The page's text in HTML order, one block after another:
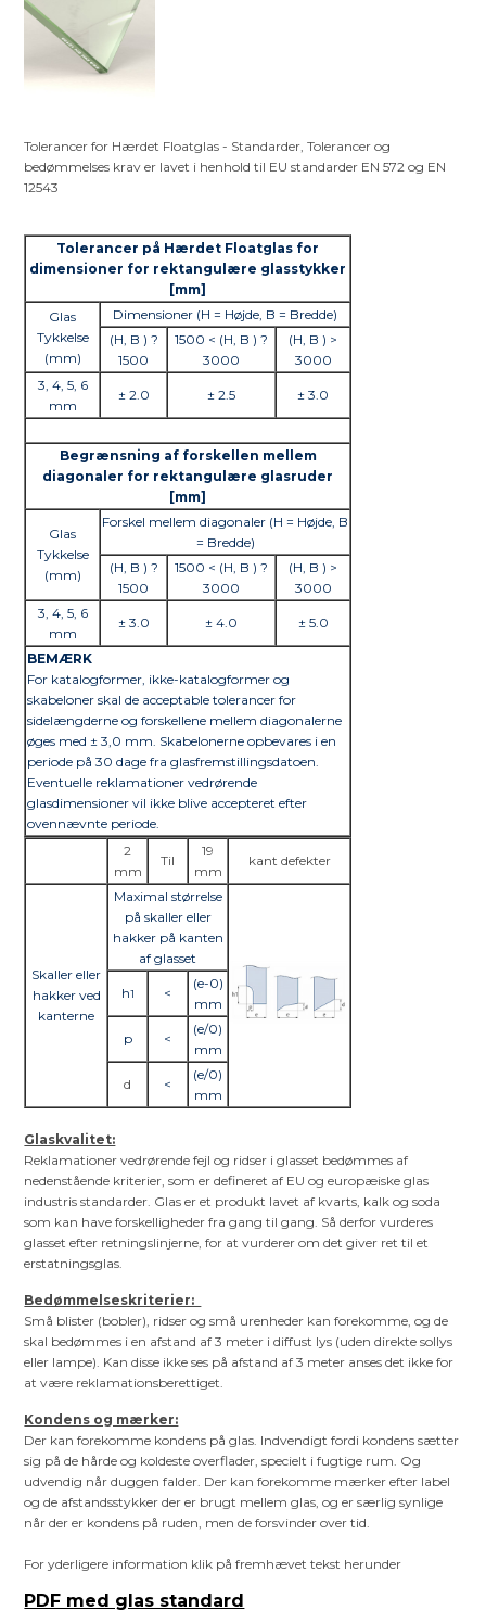
Tolerancer for Hærdet Floatglas - Standarder, Tolerancer og
bedømmelses krav er lavet i henhold til EU standarder EN 572 og EN
12543
Tolerancer på Hærdet Floatglas for
dimensioner for rektangulære glasstykker
[mm]
Glas
Tykkelse
(mm)
Dimensioner (H = Højde, B = Bredde)
(H, B ) ?
1500
1500 < (H, B ) ?
3000
(H, B ) >
3000
3, 4, 5, 6
mm
± 2.0 ± 2.5 ± 3.0
Begrænsning af forskellen mellem
diagonaler for rektangulære glasruder
[mm]
Glas
Tykkelse
(mm)
Forskel mellem diagonaler (H = Højde, B
= Bredde)
(H, B ) ?
1500
1500 < (H, B ) ?
3000
(H, B ) >
3000
3, 4, 5, 6
mm
± 3.0 ± 4.0 ± 5.0
BEMÆRK
For katalogformer, ikke-katalogformer og
skabeloner skal de acceptable tolerancer for
sidelængderne og forskellene mellem diagonalerne
øges med ± 3,0 mm. Skabelonerne opbevares i en
periode på 30 dage fra glasfremstillingsdatoen.
Eventuelle reklamationer vedrørende
glasdimensioner vil ikke blive accepteret efter
ovennævnte periode.
2
mm
Til
19
mm
kant defekter
Skaller eller
hakker ved
kanterne
Maximal størrelse
på skaller eller
hakker på kanten
af glasset
h1 <
(e-0)
mm
p <
(e/0)
mm
d <
(e/0)
mm
Glaskvalitet:
Reklamationer vedrørende fejl og ridser i glasset bedømmes af
nedenstående kriterier, som er defineret af EU og europæiske glas
industris standarder. Glas er et produkt lavet af kvarts, kalk og soda
som kan have forskelligheder fra gang til gang. Så derfor vurderes
glasset efter retningslinjerne, for at vurderer om det giver ret til et
erstatningsglas.
Bedømmelseskriterier:
Små blister (bobler), ridser og små urenheder kan forekomme, og de
skal bedømmes i en afstand af 3 meter i diffust lys (uden direkte sollys
eller lampe). Kan disse ikke ses på afstand af 3 meter anses det ikke for
at være reklamationsberettiget.
Kondens og mærker:
Der kan forekomme kondens på glas. Indvendigt fordi kondens sætter
sig på de hårde og koldeste overflader, specielt i fugtige rum. Og
udvendig når duggen falder. Der kan forekomme mærker efter label
og de afstandsstykker der er brugt mellem glas, og er særlig synlige
når der er kondens på ruden, men de forsvinder over tid.
For yderligere information klik på fremhævet tekst herunder
PDF med glas standard